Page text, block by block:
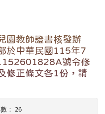
園教師證書核發辦
於中華民國115年7
號令修
修正條文各1份，請
： 26